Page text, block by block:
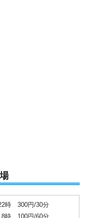
時 300円/30分
8時 100円/60分